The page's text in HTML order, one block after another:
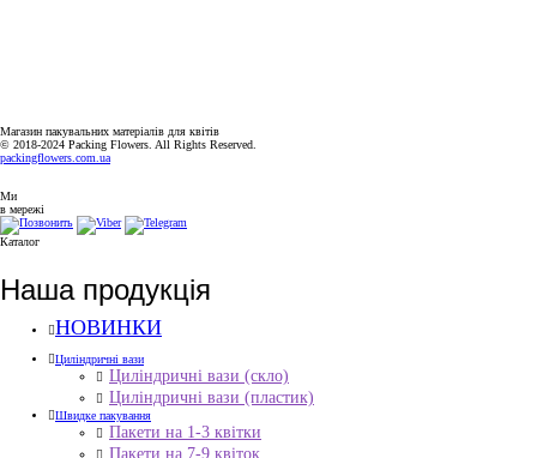
Магазин пакувальних матеріалів для квітів
© 2018-2024 Packing Flowers. All Rights Reserved.
packingflowers.com.ua
Ми
в мережі
Каталог
Наша продукція
НОВИНКИ
Циліндричні вази
Циліндричні вази (скло)
Циліндричні вази (пластик)
Швидке пакування
Пакети на 1-3 квітки
Пакети на 7-9 квіток